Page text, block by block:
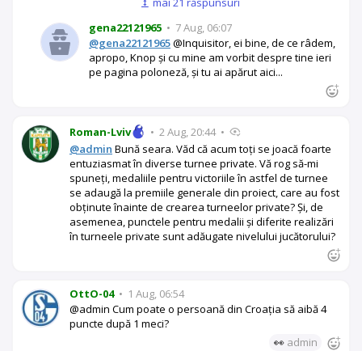
gena22121965 • 7 Aug, 06:07
@gena22121965@Inquisitor, ei bine, de ce râdem,
apropo, Knop și cu mine am vorbit despre tine ieri
pe pagina poloneză, și tu ai apărut aici...
Roman-Lviv • 2 Aug, 20:44 •
@admin Bună seara. Văd că acum toți se joacă foarte
entuziasmat în diverse turnee private. Vă rog să-mi
spuneți, medaliile pentru victoriile în astfel de turnee
se adaugă la premiile generale din proiect, care au fost
obținute înainte de crearea turneelor private? Și, de
asemenea, punctele pentru medalii și diferite realizări
în turneele private sunt adăugate nivelului jucătorului?
OttO-04 • 1 Aug, 06:54
@admin Cum poate o persoană din Croația să aibă 4
puncte după 1 meci?
👀 admin